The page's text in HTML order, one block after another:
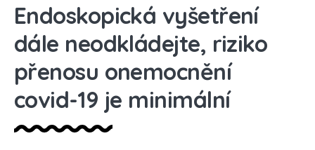
Endoskopická vyšetření
dále neodkládejte, riziko
přenosu onemocnění
covid-19 je minimální